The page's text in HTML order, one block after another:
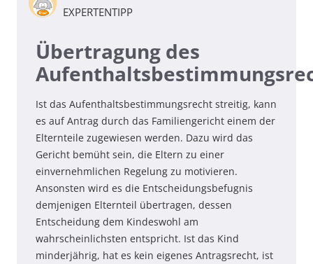
EXPERTENTIPP
Übertragung des
Ist das Aufenthaltsbestimmungsrecht streitig, kann
es auf Antrag durch das Familiengericht einem der
Elternteile zugewiesen werden. Dazu wird das
Gericht bemüht sein, die Eltern zu einer
einvernehmlichen Regelung zu motivieren.
Ansonsten wird es die Entscheidungsbefugnis
demjenigen Elternteil übertragen, dessen
Entscheidung dem Kindeswohl am
wahrscheinlichsten entspricht. Ist das Kind
minderjährig, hat es kein eigenes Antragsrecht, ist